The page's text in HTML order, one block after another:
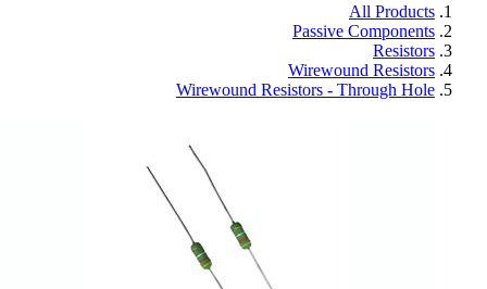
All Products
Passive Components
Resistors
Wirewound Resistors
Wirewound Resistors - Through Hole